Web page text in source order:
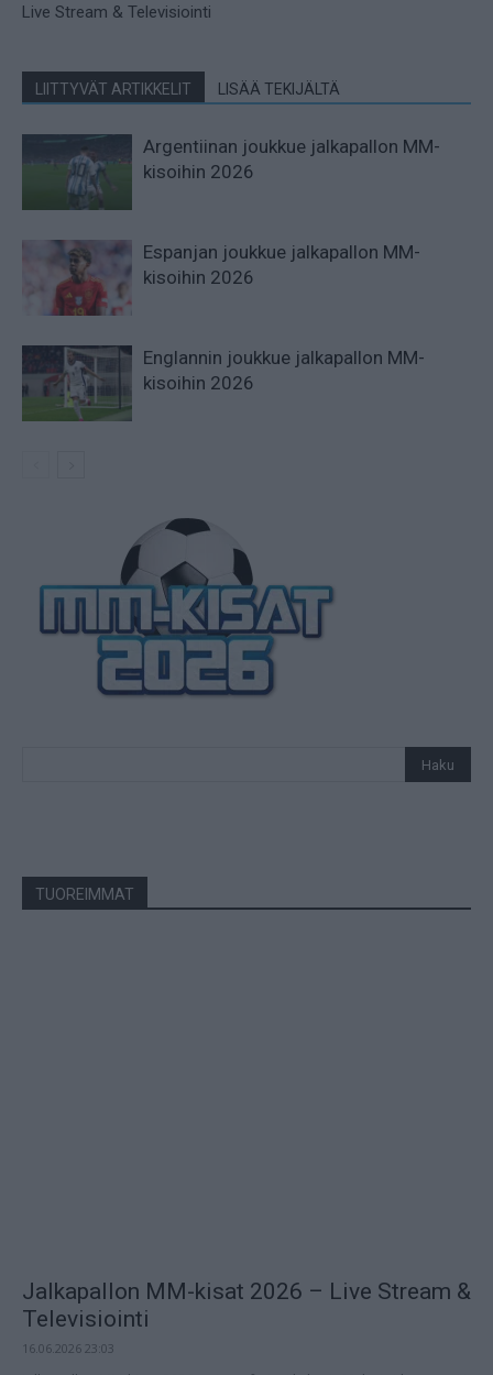
Live Stream & Televisiointi
LIITTYVÄT ARTIKKELIT LISÄÄ TEKIJÄLTÄ
Argentiinan joukkue jalkapallon MM-
kisoihin 2026
Espanjan joukkue jalkapallon MM-
kisoihin 2026
Englannin joukkue jalkapallon MM-
kisoihin 2026
TUOREIMMAT
Jalkapallon MM-kisat 2026 – Live Stream &
Televisiointi
16.06.2026 23:03